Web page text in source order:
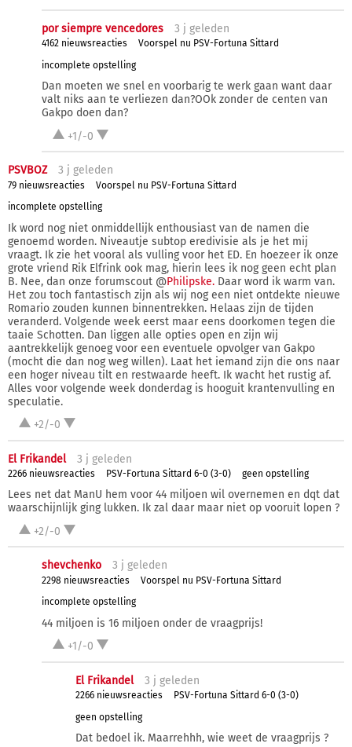
por siempre vencedores 3 j geleden
4162 nieuwsreacties
Voorspel nu PSV-Fortuna Sittard
incomplete opstelling
Dan moeten we snel en voorbarig te werk gaan want daar
valt niks aan te verliezen dan?OOk zonder de centen van
Gakpo doen dan?
+1/-0
PSVBOZ 3 j geleden
79 nieuwsreacties
Voorspel nu PSV-Fortuna Sittard
incomplete opstelling
Ik word nog niet onmiddellijk enthousiast van de namen die
genoemd worden. Niveautje subtop eredivisie als je het mij
vraagt. Ik zie het vooral als vulling voor het ED. En hoezeer ik onze
grote vriend Rik Elfrink ook mag, hierin lees ik nog geen echt plan
B. Nee, dan onze forumscout @Philipske. Daar word ik warm van.
Het zou toch fantastisch zijn als wij nog een niet ontdekte nieuwe
Romario zouden kunnen binnentrekken. Helaas zijn de tijden
veranderd. Volgende week eerst maar eens doorkomen tegen die
taaie Schotten. Dan liggen alle opties open en zijn wij
aantrekkelijk genoeg voor een eventuele opvolger van Gakpo
(mocht die dan nog weg willen). Laat het iemand zijn die ons naar
een hoger niveau tilt en restwaarde heeft. Ik wacht het rustig af.
Alles voor volgende week donderdag is hooguit krantenvulling en
speculatie.
+2/-0
El Frikandel 3 j geleden
2266 nieuwsreacties PSV-Fortuna Sittard 6-0 (3-0) geen opstelling
Lees net dat ManU hem voor 44 miljoen wil overnemen en dqt dat
waarschijnlijk ging lukken. Ik zal daar maar niet op vooruit lopen ?
+2/-0
shevchenko 3 j geleden
2298 nieuwsreacties
Voorspel nu PSV-Fortuna Sittard
incomplete opstelling
44 miljoen is 16 miljoen onder de vraagprijs!
+1/-0
El Frikandel 3 j geleden
2266 nieuwsreacties
PSV-Fortuna Sittard 6-0 (3-0)
geen opstelling
Dat bedoel ik. Maarrehhh, wie weet de vraagprijs ?